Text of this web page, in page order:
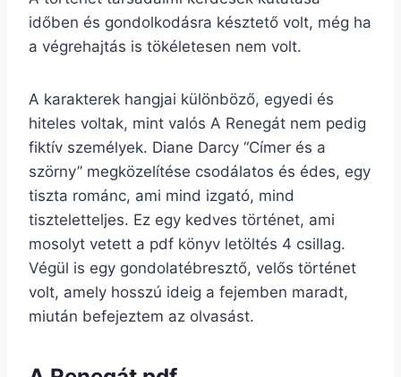
időben és gondolkodásra késztető volt, még ha
a végrehajtás is tökéletesen nem volt.
A karakterek hangjai különböző, egyedi és
hiteles voltak, mint valós A Renegát nem pedig
fiktív személyek. Diane Darcy “Címer és a
szörny” megközelítése csodálatos és édes, egy
tiszta románc, ami mind izgató, mind
tiszteletteljes. Ez egy kedves történet, ami
mosolyt vetett a pdf könyv letöltés 4 csillag.
Végül is egy gondolatébresztő, velős történet
volt, amely hosszú ideig a fejemben maradt,
miután befejeztem az olvasást.